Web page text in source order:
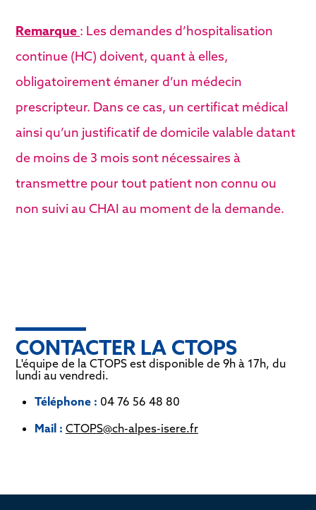
Remarque : Les demandes d’hospitalisation
continue (HC) doivent, quant à elles,
obligatoirement émaner d’un médecin
prescripteur. Dans ce cas, un certificat médical
ainsi qu’un justificatif de domicile valable datant
de moins de 3 mois sont nécessaires à
transmettre pour tout patient non connu ou
non suivi au CHAI au moment de la demande.
CONTACTER LA CTOPS
L'équipe de la CTOPS est disponible de 9h à 17h, du
lundi au vendredi.
Téléphone : 04 76 56 48 80
Mail : CTOPS@ch-alpes-isere.fr